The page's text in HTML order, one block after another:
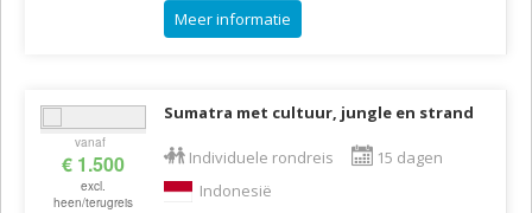
Meer informatie
vanaf
€ 1.500
excl.
heen/terugreis
Sumatra met cultuur, jungle en strand
Individuele rondreis
15 dagen
Indonesië